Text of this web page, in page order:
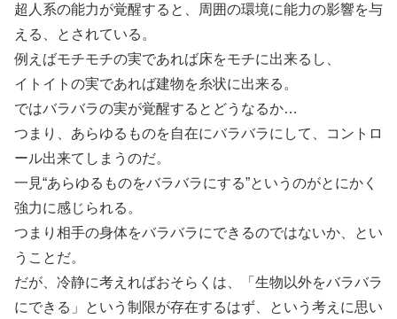
超人系の能力が覚醒すると、周囲の環境に能力の影響を与
える、とされている。
例えばモチモチの実であれば床をモチに出来るし、
イトイトの実であれば建物を糸状に出来る。
ではバラバラの実が覚醒するとどうなるか…
つまり、あらゆるものを自在にバラバラにして、コントロ
ール出来てしまうのだ。
一見“あらゆるものをバラバラにする”というのがとにかく
強力に感じられる。
つまり相手の身体をバラバラにできるのではないか、とい
うことだ。
だが、冷静に考えればおそらくは、「生物以外をバラバラ
にできる」という制限が存在するはず、という考えに思い